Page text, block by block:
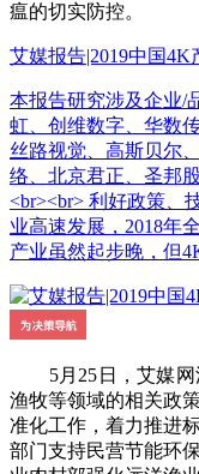
瘟的切实防控。
艾媒报告|2019中国
本报告研究涉及企业/
虹、创维数字、华数
丝路视觉、高斯贝尔
络、北京君正、圣邦
<br><br> 利好政策、
业高速发展，2018年
产业虽然起步晚，但
5月25日，艾媒网
渔牧等领域的相关政
准化工作，着力推进
部门支持民营节能环